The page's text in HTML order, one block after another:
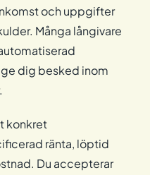
och uppgifter
Många långivare
dig besked inom
konkret
ränta, löptid
Du accepterar